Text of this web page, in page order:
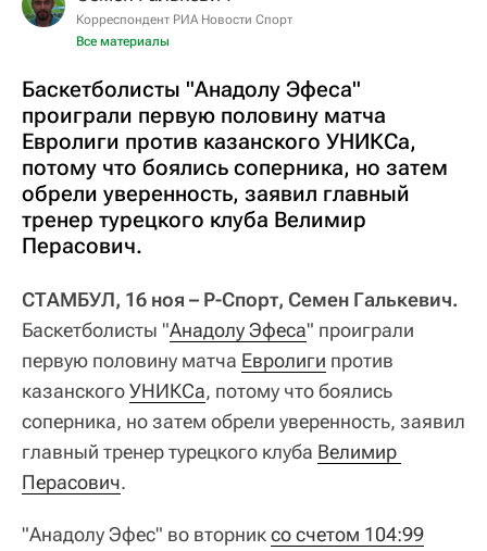
Корреспондент РИА Новости Спорт
Все материалы
Баскетболисты "Анадолу Эфеса"
проиграли первую половину матча
Евролиги против казанского УНИКСа,
потому что боялись соперника, но затем
обрели уверенность, заявил главный
тренер турецкого клуба Велимир
Перасович.
СТАМБУЛ, 16 ноя – Р-Спорт, Семен Галькевич.
Баскетболисты "Анадолу Эфеса" проиграли
первую половину матча Евролиги против
казанскогоУНИКСа, потому что боялись
соперника, но затем обрели уверенность, заявил
главный тренер турецкого клуба Велимир
Перасович.
"Анадолу Эфес" во вторниксо счетом 104:99